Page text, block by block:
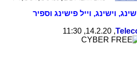
וישינג, וייל פישינג וספיר
, 14.2.20, 11:30